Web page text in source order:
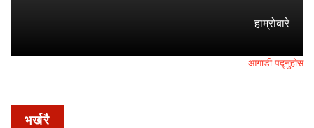
हाम्रोबारे
आगाडी पद्नुहोस
भर्खरै